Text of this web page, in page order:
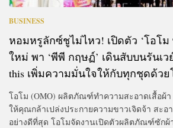
BUSINESS
หอมหรูลักซ์ชูไม่ไหว! เปิดตัว ‘โอโ
ใหม่ พา ‘พีพี กฤษฏ์’ เดินสับบนรันเว
this เพิ่มความมั่นใจให้กับทุกชุดด้วย
โอโม (OMO) ผลิตภัณฑ์ทำความสะอาดเสื้อผ้
ให้คุณกล้าเปล่งประกายความขาวเจิดจ้า สะ
อย่างดีที่สุด โอโมจัดงานเปิดตัวผลิตภัณฑ์ซัก